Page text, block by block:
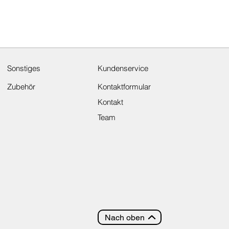
Kundenservice
Sonstiges
Zubehör
Kontaktformular
Kontakt
Team
Nach oben